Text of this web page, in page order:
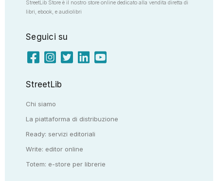
StreetLib Store è il nostro store online dedicato alla vendita diretta di
libri, ebook, e audiolibri
Seguici su
StreetLib
Chi siamo
La piattaforma di distribuzione
Ready: servizi editoriali
Write: editor online
Totem: e-store per librerie